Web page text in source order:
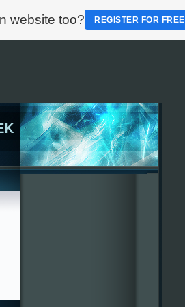
website too? REGISTER FOR FREE